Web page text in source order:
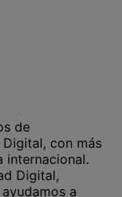
de
con más
internacional.
Digital,
a